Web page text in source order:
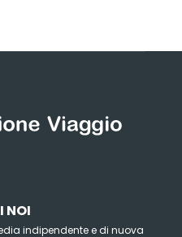
NOI
indipendente e di nuova